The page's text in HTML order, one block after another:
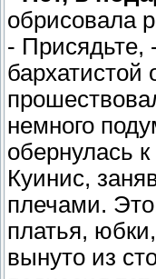
обрисовала
- Присядьте,
бархатистой
немного
обернулась
Куинис,
плечами.
платья,
вынуто из